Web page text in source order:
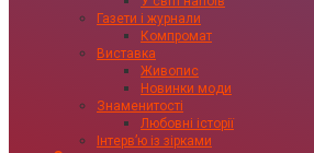
Газети і журнали
Компромат
Виставка
Живопис
Новинки моди
Знаменитості
Любовні історії
Інтервʼю із зірками